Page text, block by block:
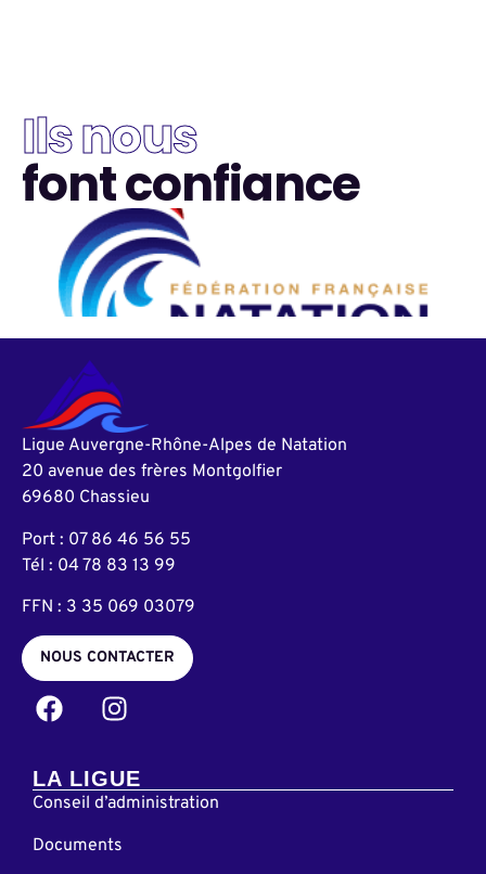
Ils nous
font confiance
Ligue Auvergne-Rhône-Alpes de Natation
20 avenue des frères Montgolfier
69680 Chassieu
Port : 07 86 46 56 55
Tél : 04 78 83 13 99
FFN : 3 35 069 03079
NOUS CONTACTER
LA LIGUE
Conseil d’administration
Documents